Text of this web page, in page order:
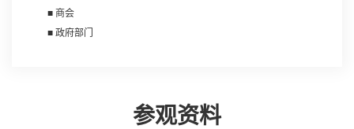
■ 商会
■ 政府部门
参观资料